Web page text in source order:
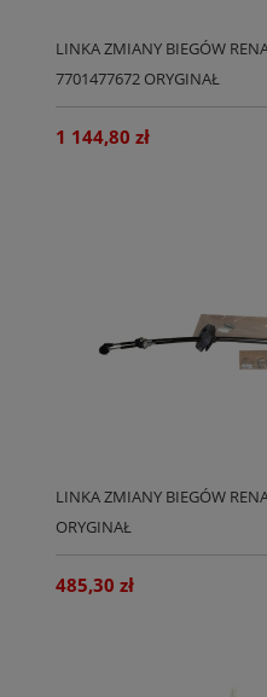
LINKA ZMIANY BIEGÓW
7701477672 ORYGINAŁ
1 144,80 zł
LINKA ZMIANY BIEGÓW
ORYGINAŁ
485,30 zł